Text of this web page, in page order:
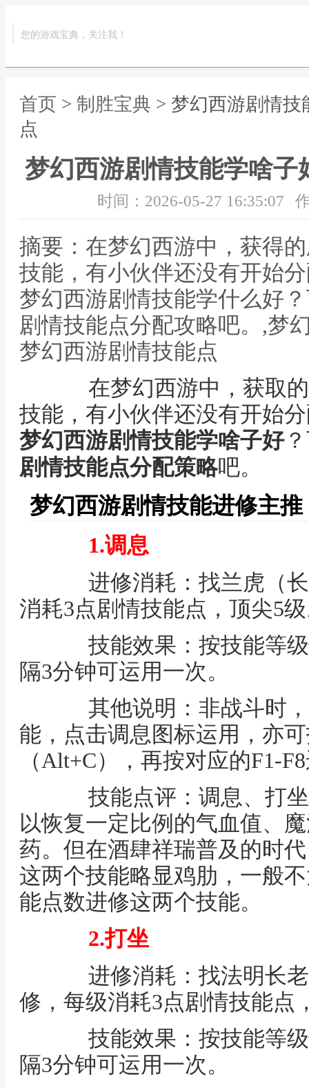
您的游戏宝典，关注我！
首页 > 制胜宝典 > 梦幻西游剧情
点
梦幻西游剧情技能学啥子
时间：2026-05-27 16:35:07
摘要：在梦幻西游中，获得
技能，有小伙伴还没有开始
梦幻西游剧情技能学什么好
剧情技能点分配攻略吧。,梦
梦幻西游剧情技能点
在梦幻西游中，获取的
技能，有小伙伴还没有开始
梦幻西游剧情技能学啥子好
剧情技能点分配策略吧。
梦幻西游剧情技能进修主推
1.调息
进修消耗：找兰虎（长
消耗3点剧情技能点，顶尖5
技能效果：按技能等级
隔3分钟可运用一次。
其他说明：非战斗时，
能，点击调息图标运用，亦
（Alt+C），再按对应的F1-
技能点评：调息、打坐
以恢复一定比例的气血值、
药。但在酒肆祥瑞普及的时
这两个技能略显鸡肋，一般
能点数进修这两个技能。
2.打坐
进修消耗：找法明长老
修，每级消耗3点剧情技能点
技能效果：按技能等级
隔3分钟可运用一次。